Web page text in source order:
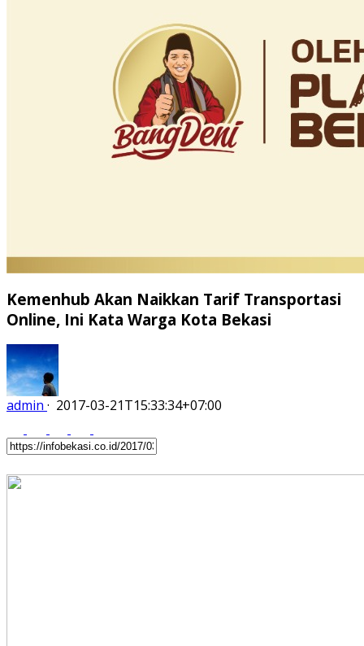
Kemenhub Akan Naikkan Tarif Transportasi
Online, Ini Kata Warga Kota Bekasi
admin · 2017-03-21T15:33:34+07:00